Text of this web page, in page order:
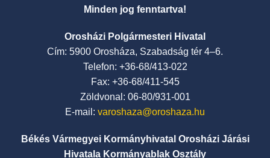
Minden jog fenntartva!
Orosházi Polgármesteri Hivatal
Cím: 5900 Orosháza, Szabadság tér 4–6.
Telefon: +36-68/413-022
Fax: +36-68/411-545
Zöldvonal: 06-80/931-001
E-mail: varoshaza@oroshaza.hu
Békés Vármegyei Kormányhivatal Orosházi Járási
Hivatala Kormányablak Osztály